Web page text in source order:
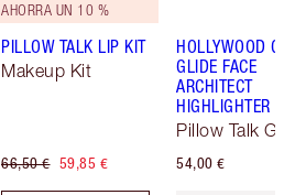
AHORRA UN 10 %
PILLOW TALK LIP KIT
Makeup Kit
66,50 € 59,85 €
HOLLYWOOD
GLIDE FACE
ARCHITECT
HIGHLIGHTER
Pillow Talk
54,00 €